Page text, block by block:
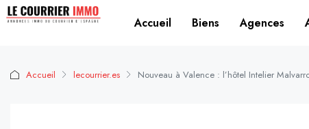
Accueil Biens Agences
Accueil lecourrier.es Nouveau à Valence : l’hôtel Intelier